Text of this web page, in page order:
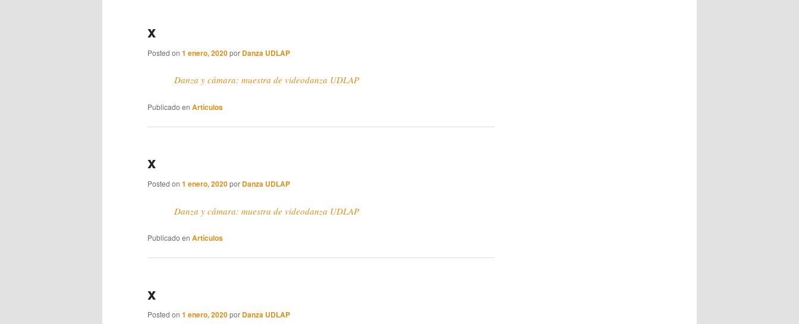
x
Posted on 1 enero, 2020por Danza UDLAP
Danza y cámara: muestra de videodanza UDLAP
Publicado en Artículos
x
Posted on 1 enero, 2020por Danza UDLAP
Danza y cámara: muestra de videodanza UDLAP
Publicado en Artículos
x
Posted on 1 enero, 2020por Danza UDLAP